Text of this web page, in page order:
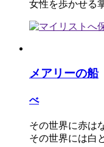
女性を歩かせる
メアリーの船
べ
その世界に赤は
その世界には白